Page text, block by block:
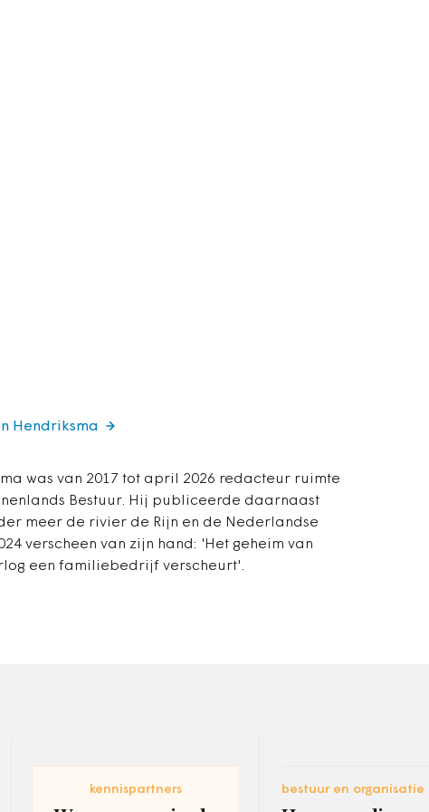
was van 2017 tot april 2026 redacteur ruimte
Bestuur. Hij publiceerde daarnaast
meer de rivier de Rijn en de Nederlandse
verscheen van zijn hand: 'Het geheim van
een familiebedrijf verscheurt'.
Hendriksma
kennispartners bestuur en organisatie